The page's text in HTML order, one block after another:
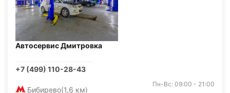
Автосервис Дмитровка
+7 (499) 110-28-43
Бибирево(1,6 км)
Пн-Вс: 09:00 - 21:00